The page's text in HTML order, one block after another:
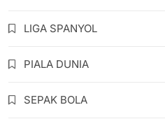
LIGA SPANYOL
PIALA DUNIA
SEPAK BOLA